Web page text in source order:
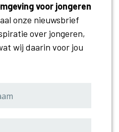
voor jongeren
onze nieuwsbrief
over jongeren,
wij daarin voor jou
heeft dan ook een
het samenwerken
en fondsen?
over vraagstukken waar